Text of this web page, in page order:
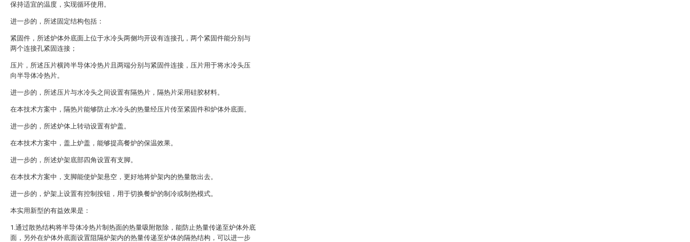
保持适宜的温度，实现循环使用。
进一步的，所述固定结构包括：
紧固件，所述炉体外底面上位于水冷头两侧均开设有连接孔，两个紧固件能分别与
两个连接孔紧固连接；
压片，所述压片横跨半导体冷热片且两端分别与紧固件连接，压片用于将水冷头压
向半导体冷热片。
进一步的，所述压片与水冷头之间设置有隔热片，隔热片采用硅胶材料。
在本技术方案中，隔热片能够防止水冷头的热量经压片传至紧固件和炉体外底面。
进一步的，所述炉体上转动设置有炉盖。
在本技术方案中，盖上炉盖，能够提高餐炉的保温效果。
进一步的，所述炉架底部四角设置有支脚。
在本技术方案中，支脚能使炉架悬空，更好地将炉架内的热量散出去。
进一步的，炉架上设置有控制按钮，用于切换餐炉的制冷或制热模式。
本实用新型的有益效果是：
1.通过散热结构将半导体冷热片制热面的热量吸附散除，能防止热量传递至炉体外底
面，另外在炉体外底面设置阻隔炉架内的热量传递至炉体的隔热结构，可以进一步